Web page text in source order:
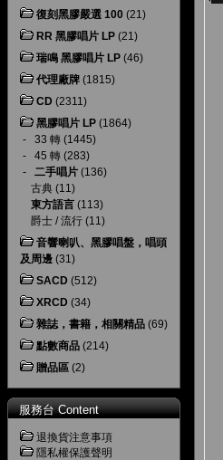
復刻黑膠嚴選 100 (21)
RR 黑膠唱片 LP (21)
瑞鳴 黑膠唱片 LP (46)
代理廠牌 (1815)
CD (2311)
黑膠唱片 LP (1864)
- 33 轉 (1445)
- 45 轉 (283)
- 二手唱片 (136)
古典 (11)
東方語言 (113)
爵士 / 流行 (11)
音響喇叭、黑膠唱盤，唱頭
及周邊 (31)
SACD (512)
XRCD (34)
雜誌，書籍，相關精品 (69)
點數商品 (214)
贈品區 (2)
服務台 Content
退換貨注意事項
隱私權保護聲明